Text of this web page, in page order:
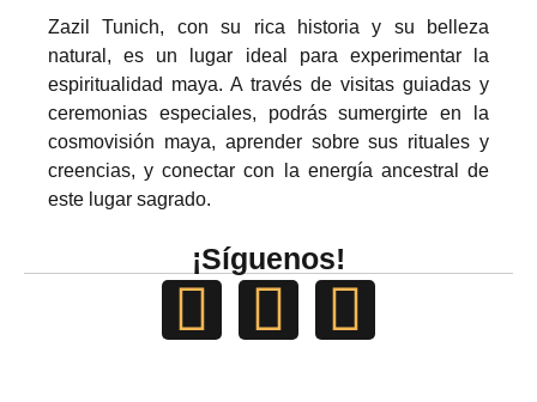
PREMIO NACIONAL
Zazil Tunich, con su rica historia y su belleza
natural, es un lugar ideal para experimentar la
espiritualidad maya. A través de visitas guiadas y
ceremonias especiales, podrás sumergirte en la
cosmovisión maya, aprender sobre sus rituales y
creencias, y conectar con la energía ancestral de
este lugar sagrado.
¡Síguenos!